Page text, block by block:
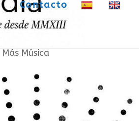
Contacto
Más Música